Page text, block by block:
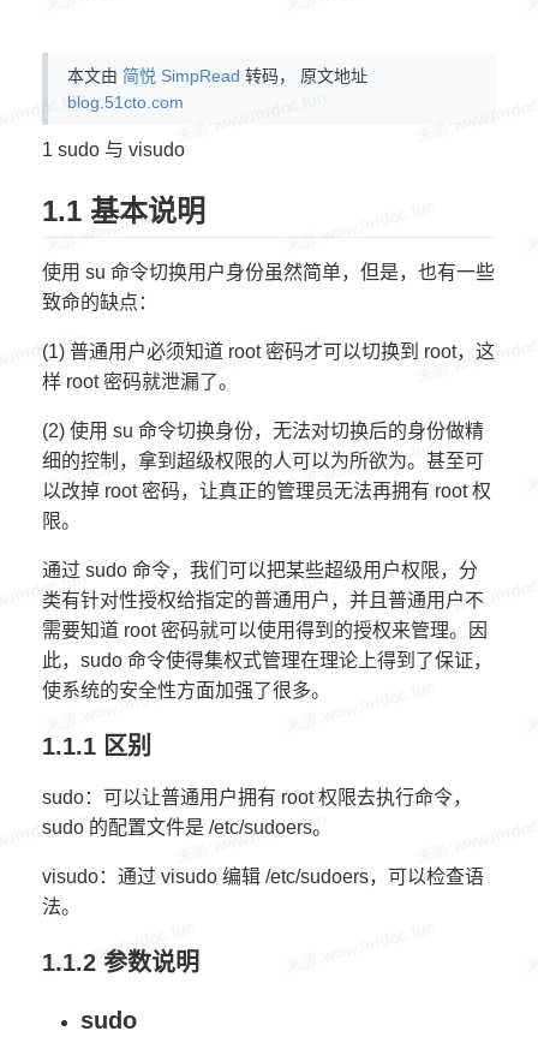
本文由 简悦 SimpRead 转码， 原文地址
blog.51cto.com
1 sudo 与 visudo
1.1 基本说明
使用 su 命令切换用户身份虽然简单，但是，也有一些
致命的缺点：
(1) 普通用户必须知道 root 密码才可以切换到 root，这
样 root 密码就泄漏了。
(2) 使用 su 命令切换身份，无法对切换后的身份做精
细的控制，拿到超级权限的人可以为所欲为。甚至可
以改掉 root 密码，让真正的管理员无法再拥有 root 权
限。
通过 sudo 命令，我们可以把某些超级用户权限，分
类有针对性授权给指定的普通用户，并且普通用户不
需要知道 root 密码就可以使用得到的授权来管理。因
此，sudo 命令使得集权式管理在理论上得到了保证，
使系统的安全性方面加强了很多。
1.1.1 区别
sudo：可以让普通用户拥有 root 权限去执行命令，
sudo 的配置文件是 /etc/sudoers。
visudo：通过 visudo 编辑 /etc/sudoers，可以检查语
法。
1.1.2 参数说明
sudo